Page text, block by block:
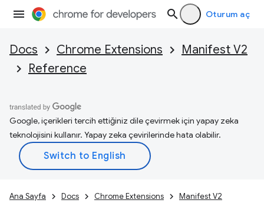
Oturum aç
Docs Chrome Extensions
Manifest V2
Reference
Google, içerikleri tercih ettiğiniz dile çevirmek için yapay zeka
teknolojisini kullanır. Yapay zeka çevirilerinde hata olabilir.
Ana Sayfa Docs Chrome Extensions
Manifest V2